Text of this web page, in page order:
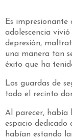
Es impresionante
adolescencia
depresión,
una manera tan
éxito que ha
Los guardas de
todo el recinto
Al parecer, había
espacio dedicado
habían estando